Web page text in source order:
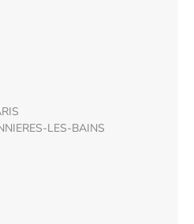
LES-BAINS